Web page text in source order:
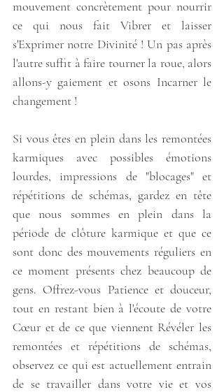
mouvement concrètement pour nourrir
ce qui nous fait Vibrer et laisser
s'Exprimer notre Divinité ! Un pas après
l'autre suffit à faire tourner la roue, alors
allons-y gaiement et osons Incarner le
changement !
Si vous êtes en plein dans les remontées
karmiques avec possibles émotions
lourdes, impressions de "blocages" et
répétitions de schémas, gardez en tête
que nous sommes en plein dans la
période de clôture karmique et que ce
sont donc des mouvements réguliers en
ce moment présents chez beaucoup de
gens. Offrez-vous Patience et douceur,
tout en restant bien à l'écoute de votre
Cœur et de ce que viennent Révéler les
remontées et répétitions de schémas,
observez ce qui est actuellement entrain
de se travailler dans votre vie et vos